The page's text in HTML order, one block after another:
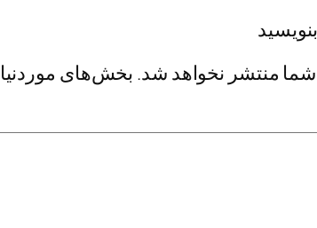
منتشر نخواهد شد.بخش‌های